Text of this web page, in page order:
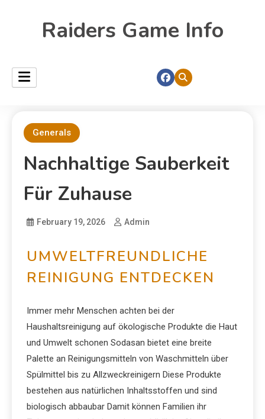
Raiders Game Info
Generals
Nachhaltige Sauberkeit
Für Zuhause
February 19, 2026 Admin
UMWELTFREUNDLICHE
REINIGUNG ENTDECKEN
Immer mehr Menschen achten bei der
Haushaltsreinigung auf ökologische Produkte die Haut
und Umwelt schonen Sodasan bietet eine breite
Palette an Reinigungsmitteln von Waschmitteln über
Spülmittel bis zu Allzweckreinigern Diese Produkte
bestehen aus natürlichen Inhaltsstoffen und sind
biologisch abbaubar Damit können Familien ihr